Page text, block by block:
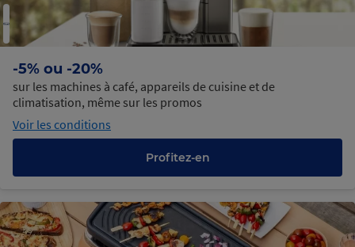
-5% ou -20%
sur les machines à café, appareils de cuisine et de
climatisation, même sur les promos
Voir les conditions
Profitez-en